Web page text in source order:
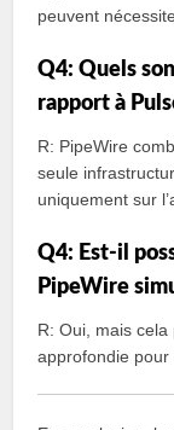
peuvent
Q4: Quels
rapport à
R: PipeWire
seule
uniquement sur
Q4: Est-il
PipeWire
R: Oui, mais
approfondie pour